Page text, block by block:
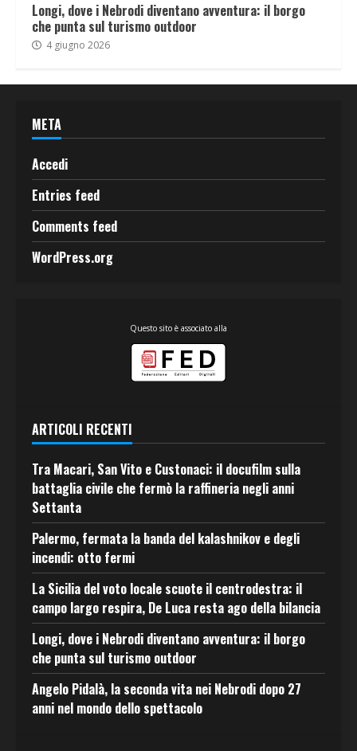
Longi, dove i Nebrodi diventano avventura: il borgo
che punta sul turismo outdoor
4 giugno 2026
META
Accedi
Entries feed
Comments feed
WordPress.org
Questo sito è associato alla
ARTICOLI RECENTI
Tra Macari, San Vito e Custonaci: il docufilm sulla
battaglia civile che fermò la raffineria negli anni
Settanta
Palermo, fermata la banda del kalashnikov e degli
incendi: otto fermi
La Sicilia del voto locale scuote il centrodestra: il
campo largo respira, De Luca resta ago della bilancia
Longi, dove i Nebrodi diventano avventura: il borgo
che punta sul turismo outdoor
Angelo Pidalà, la seconda vita nei Nebrodi dopo 27
anni nel mondo dello spettacolo